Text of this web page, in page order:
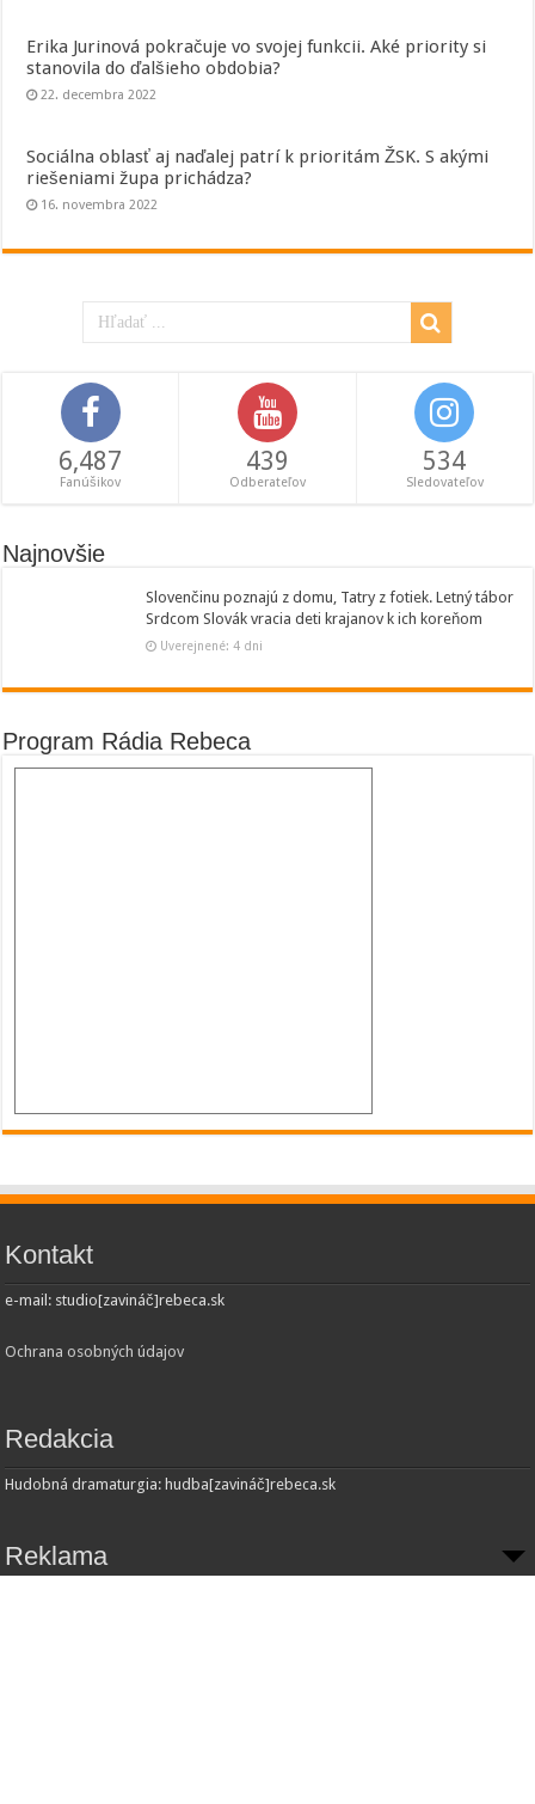
Erika Jurinová pokračuje vo svojej funkcii. Aké priority si
stanovila do ďalšieho obdobia?
22. decembra 2022
Sociálna oblasť aj naďalej patrí k prioritám ŽSK. S akými
riešeniami župa prichádza?
16. novembra 2022
6,487
Fanúšikov
439
Odberateľov
534
Sledovateľov
Najnovšie
Slovenčinu poznajú z domu, Tatry z fotiek. Letný tábor
Srdcom Slovák vracia deti krajanov k ich koreňom
Uverejnené: 4 dni
Program Rádia Rebeca
Kontakt
e-mail: studio[zavináč]rebeca.sk
Ochrana osobných údajov
Redakcia
Hudobná dramaturgia: hudba[zavináč]rebeca.sk
Reklama